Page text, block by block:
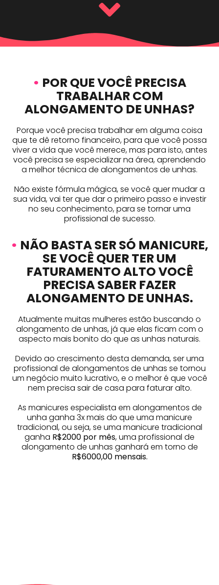
• POR QUE VOCÊ PRECISA
TRABALHAR COM
ALONGAMENTO DE UNHAS?
Porque você precisa trabalhar em alguma coisa
que te dê retorno financeiro, para que você possa
viver a vida que você merece, mas para isto, antes
você precisa se especializar na área, aprendendo
a melhor técnica de alongamentos de unhas.
Não existe fórmula mágica, se você quer mudar a
sua vida, vai ter que dar o primeiro passo e investir
no seu conhecimento, para se tornar uma
profissional de sucesso.
• NÃO BASTA SER SÓ MANICURE,
SE VOCÊ QUER TER UM
FATURAMENTO ALTO VOCÊ
PRECISA SABER FAZER
ALONGAMENTO DE UNHAS.
Atualmente muitas mulheres estão buscando o
alongamento de unhas, já que elas ficam com o
aspecto mais bonito do que as unhas naturais.
Devido ao crescimento desta demanda, ser uma
profissional de alongamentos de unhas se tornou
um negócio muito lucrativo, e o melhor é que você
nem precisa sair de casa para faturar alto.
As manicures especialista em alongamentos de
unha ganha 3x mais do que uma manicure
tradicional, ou seja, se uma manicure tradicional
ganha R$2000 por mês, uma profissional de
alongamento de unhas ganhará em torno de
R$6000,00 mensais.